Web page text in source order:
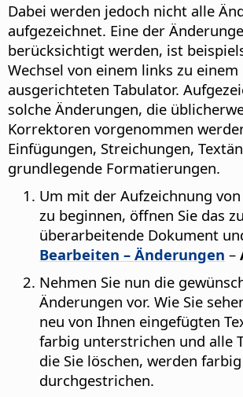
Dabei werden jedoch nicht alle
aufgezeichnet. Eine der
berücksichtigt werden, ist
Wechsel von einem links zu einem
ausgerichteten Tabulator.
solche Änderungen, die
Korrektoren vorgenommen
Einfügungen, Streichungen,
grundlegende Formatierungen.
Um mit der Aufzeichnung
zu beginnen, öffnen Sie das zu
überarbeitende Dokument
Bearbeiten – Änderungen –
Nehmen Sie nun die
Änderungen vor. Wie Sie
neu von Ihnen eingefügten
farbig unterstrichen und alle
die Sie löschen, werden farbig
durchgestrichen.